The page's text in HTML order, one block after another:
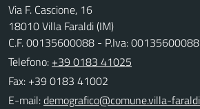
Via F. Cascione, 16
18010 Villa Faraldi (IM)
C.F. 00135600088 - P.Iva: 00135600088
Telefono: +39 0183 41025
Fax: +39 0183 41002
E-mail: